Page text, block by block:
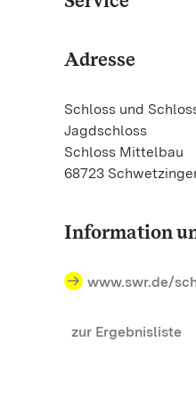
Adresse
Schloss und
Jagdschloss
Schloss Mittelbau
68723
Information
www.swr.de/
zur Ergebnisliste